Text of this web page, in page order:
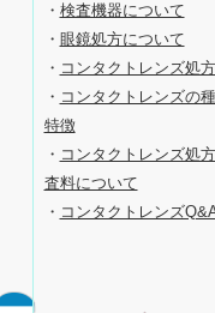
・ 検査機器について
・ 眼鏡処方について
・ コンタクトレンズ処
・ コンタクトレンズの
特徴
・ コンタクトレンズ処
査料について
・ コンタクトレンズ